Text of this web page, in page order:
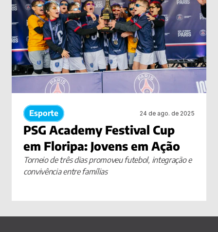
Esporte 24 de ago. de 2025
PSG Academy Festival Cup
em Floripa: Jovens em Ação
Torneio de três dias promoveu futebol, integração e
convivência entre famílias